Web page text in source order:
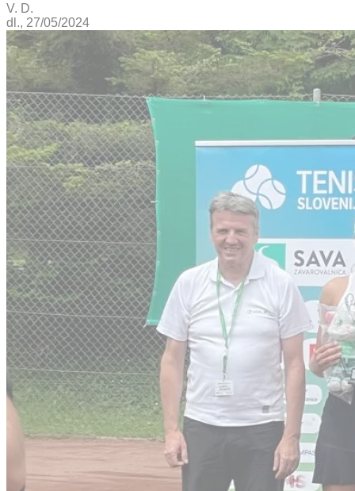
V. D.
dl., 27/05/2024